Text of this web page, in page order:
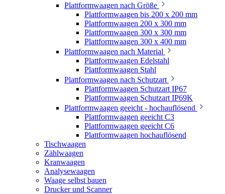
Plattformwaagen nach Größe
Plattformwaagen bis 200 x 200 mm
Plattformwaagen 200 x 300 mm
Plattformwaagen 300 x 300 mm
Plattformwaagen 300 x 400 mm
Plattformwaagen nach Material
Plattformwaagen Edelstahl
Plattformwaagen Stahl
Plattformwaagen nach Schutzart
Plattformwaagen Schutzart IP67
Plattformwaagen Schutzart IP69K
Plattformwaagen geeicht - hochauflösend
Plattformwaagen geeicht C3
Plattformwaagen geeicht C6
Plattformwaagen hochauflösend
Tischwaagen
Zählwaagen
Kranwaagen
Analysewaagen
Waage selbst bauen
Drucker und Scanner